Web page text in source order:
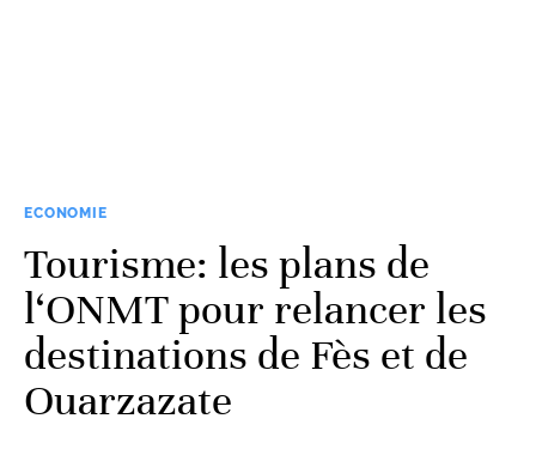
ECONOMIE
Tourisme: les plans de
l‘ONMT pour relancer les
destinations de Fès et de
Ouarzazate